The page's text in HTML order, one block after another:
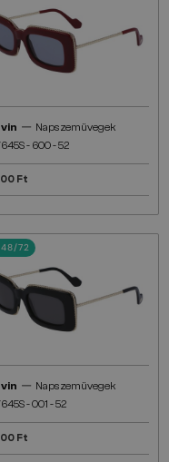
— Napszemüvegek
- 600 - 52
Ft
48/72
— Napszemüvegek
- 001 - 52
Ft